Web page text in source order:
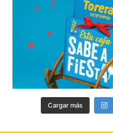
Cargar más